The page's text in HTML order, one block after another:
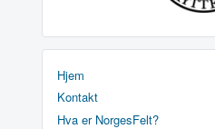
Hjem
Kontakt
Hva er NorgesFelt?